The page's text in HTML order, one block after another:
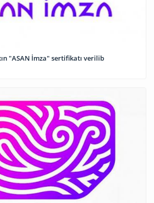
"ASAN İmza" sertifikatı verilib